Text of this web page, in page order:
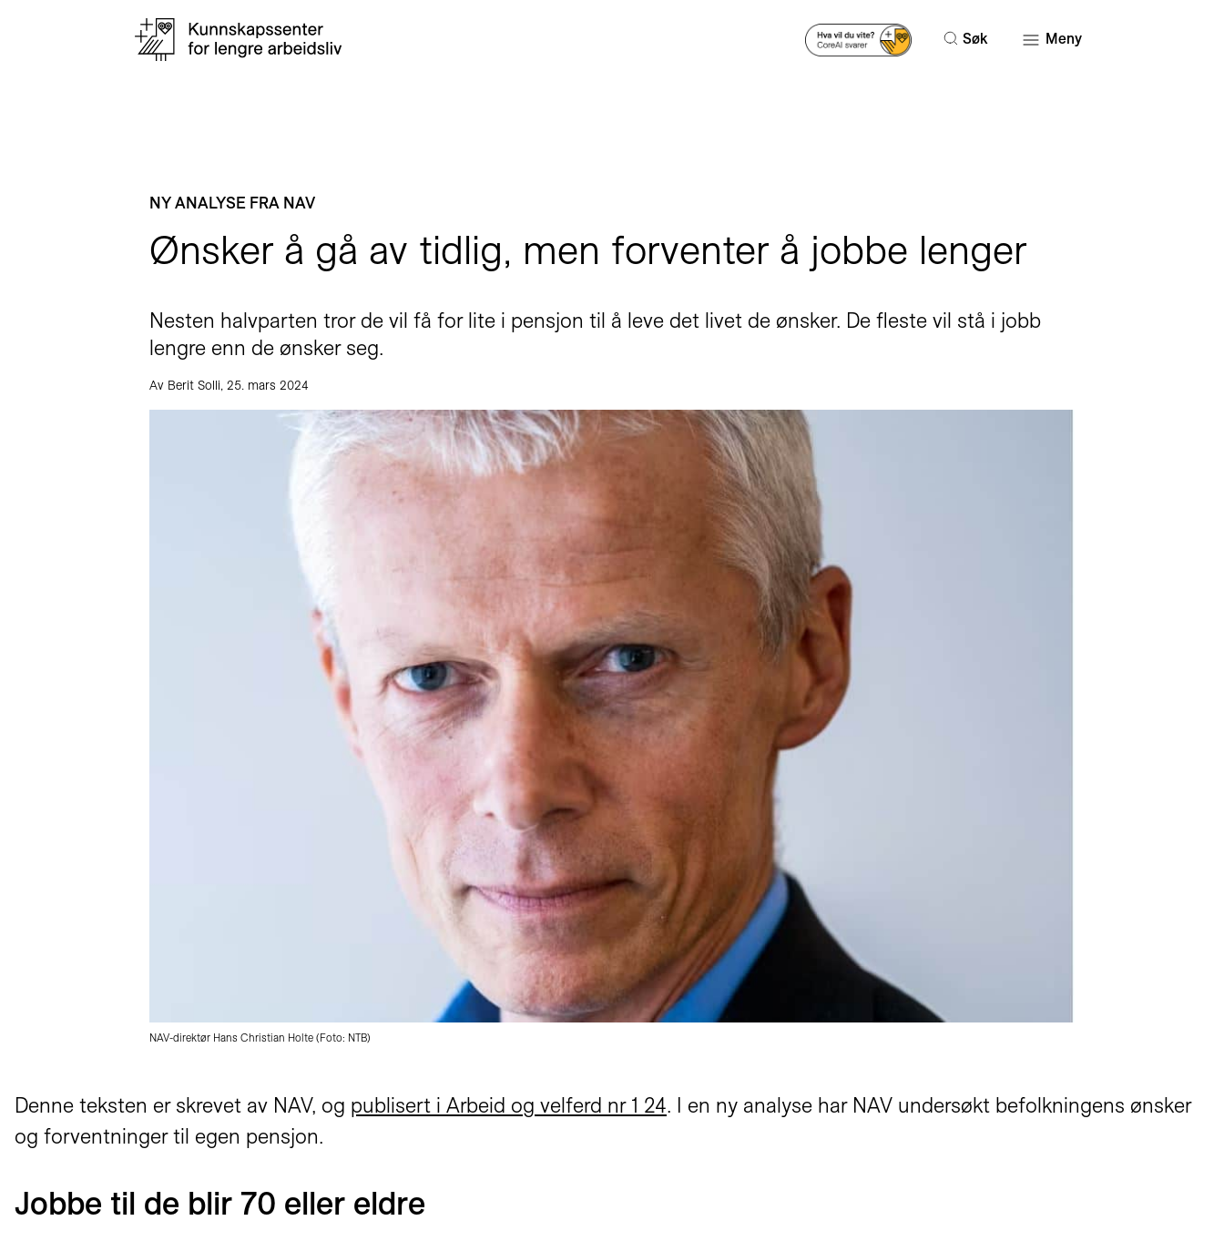
Søk Meny
NY ANALYSE FRA NAV
Ønsker å gå av tidlig, men forventer å jobbe lenger
Nesten halvparten tror de vil få for lite i pensjon til å leve det livet de ønsker. De fleste vil stå i jobb
lengre enn de ønsker seg.
Av Berit Solli, 25. mars 2024
NAV-direktør Hans Christian Holte (Foto: NTB)
Denne teksten er skrevet av NAV, og publisert i Arbeid og velferd nr 1 24 . I en ny analyse har NAV undersøkt befolkningens ønsker
og forventninger til egen pensjon.
Jobbe til de blir 70 eller eldre